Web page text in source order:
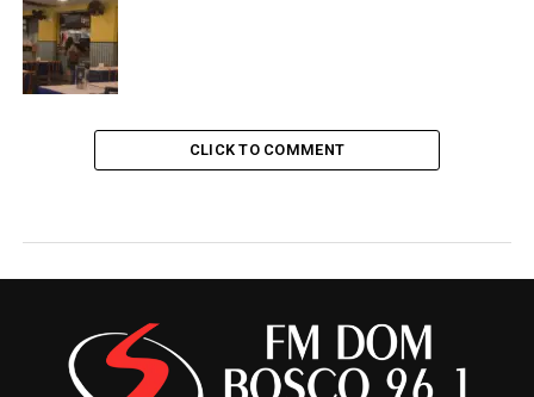
CLICK TO COMMENT